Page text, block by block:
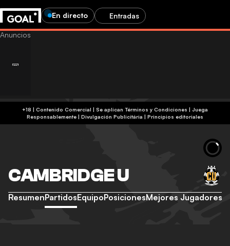
En directo Entradas
+18 | Contenido Comercial | Se aplican Términos y Condiciones | Juega
Responsablemente | Divulgación Publicitária | Principios editoriales
CAMBRIDGE U
ResumenPartidosEquipoPosicionesMejores Jugadores